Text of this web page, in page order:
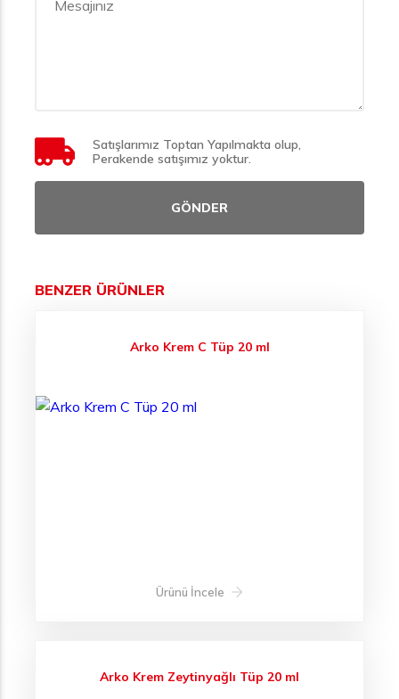
Satışlarımız Toptan Yapılmakta olup,
Perakende satışımız yoktur.
BENZER ÜRÜNLER
Arko Krem C Tüp 20 ml
Ürünü İncele
Arko Krem Zeytinyağlı Tüp 20 ml